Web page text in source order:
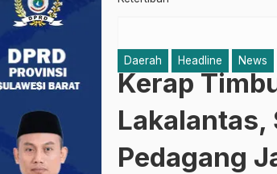
Daerah Headline News
Kerap
Lakalantas,
Pedagang